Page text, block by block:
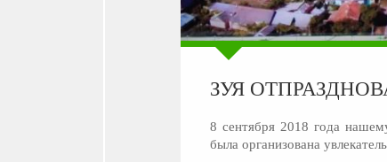
ЗУЯ
8 сентября 2018 года
была организована